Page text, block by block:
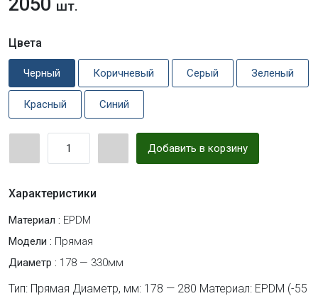
шт.
Цвета
Черный Коричневый Серый Зеленый
Красный Синий
Добавить в корзину
Характеристики
Материал : EPDM
Модели : Прямая
Диаметр : 178 — 330мм
Тип: Прямая Диаметр, мм: 178 — 280 Материал: EPDM (-55